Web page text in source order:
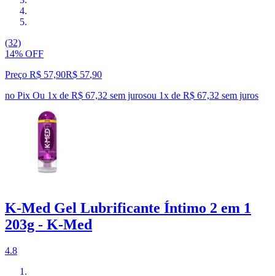
(32)
14% OFF
Preço R$ 57,90R$ 57,90
no Pix Ou 1x de R$ 67,32 sem jurosou 1x de R$ 67,32 sem juros
K-Med Gel Lubrificante Íntimo 2 em 1
203g - K-Med
4.8